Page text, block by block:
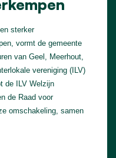
sterker
vormt de gemeente
van Geel, Meerhout,
vereniging (ILV)
de ILV Welzijn
de Raad voor
omschakeling, samen